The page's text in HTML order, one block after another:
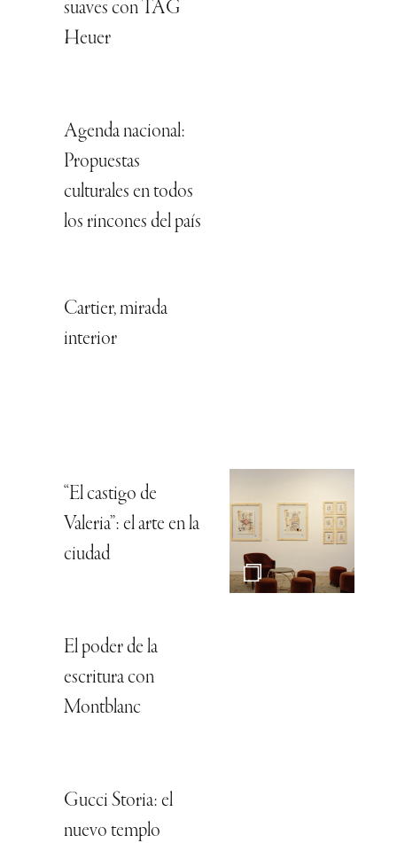
suaves con TAG
Heuer
Agenda nacional:
Propuestas
culturales en todos
los rincones del país
Cartier, mirada
interior
“El castigo de
Valeria”: el arte en la
ciudad
El poder de la
escritura con
Montblanc
Gucci Storia: el
nuevo templo